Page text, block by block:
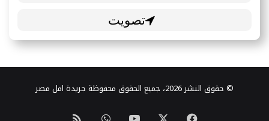
© حقوق النشر 2026، جميع الحقوق محفوظة جريدة امل مصر